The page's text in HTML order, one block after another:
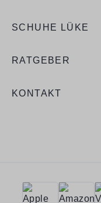
SCHUHE LÜKE
RATGEBER
KONTAKT